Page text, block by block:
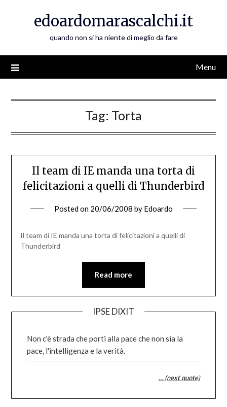
edoardomarascalchi.it
quando non si ha niente di meglio da fare
Menu
Tag: Torta
Il team di IE manda una torta di
felicitazioni a quelli di Thunderbird
Posted on 20/06/2008 by Edoardo
Il team di IE manda una torta di felicitazioni a quelli di
Thunderbird
Read more
IPSE DIXIT
Non c'è strada che porti alla pace che non sia la
pace, l'intelligenza e la verità.
… (next quote)